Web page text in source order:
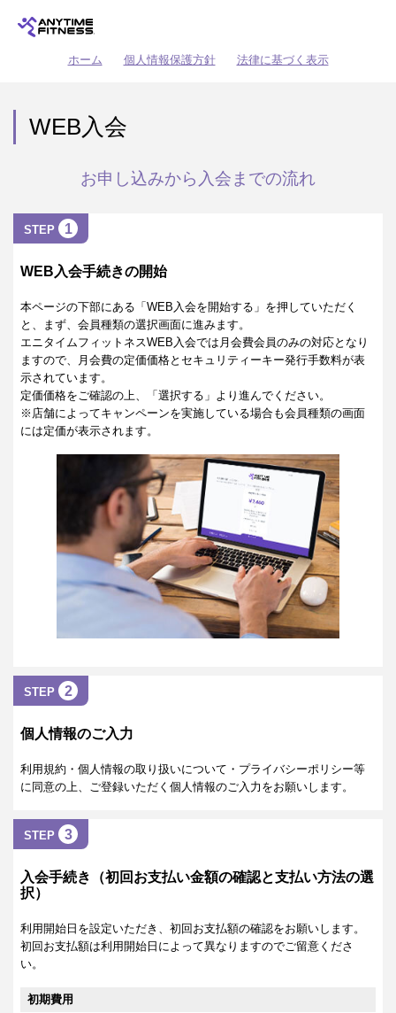
ホーム 個人情報保護方針 法律に基づく表示
WEB入会
お申し込みから入会までの流れ
STEP 1
WEB入会手続きの開始
本ページの下部にある「WEB入会を開始する」を押していただく
と、まず、会員種類の選択画面に進みます。
エニタイムフィットネスWEB入会では月会費会員のみの対応となり
ますので、月会費の定価価格とセキュリティーキー発行手数料が表
示されています。
定価価格をご確認の上、「選択する」より進んでください。
※店舗によってキャンペーンを実施している場合も会員種類の画面
には定価が表示されます。
STEP 2
個人情報のご入力
利用規約・個人情報の取り扱いについて・プライバシーポリシー等
に同意の上、ご登録いただく個人情報のご入力をお願いします。
STEP 3
入会手続き（初回お支払い金額の確認と支払い方法の選
択）
利用開始日を設定いただき、初回お支払額の確認をお願いします。
初回お支払額は利用開始日によって異なりますのでご留意くださ
い。
初期費用